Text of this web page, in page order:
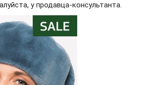
у продавца-консультанта.